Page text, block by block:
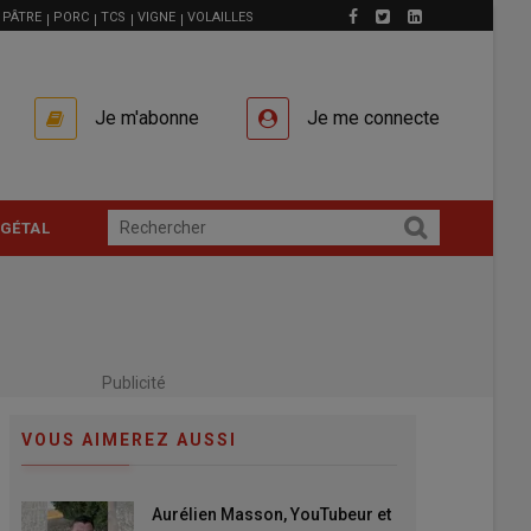
PÂTRE PORC TCS VIGNE VOLAILLES
Je m'abonne Je me connecte
Publicité
VOUS AIMEREZ AUSSI
Aurélien Masson, YouTubeur et